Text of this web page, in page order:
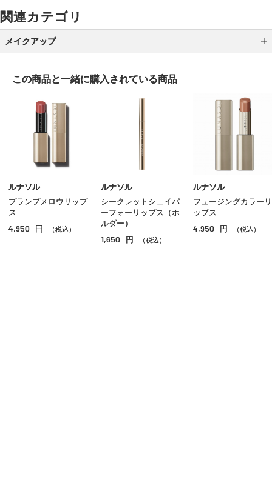
関連カテゴリ
メイクアップ
アイブロウ
マスカラ
グロス
チーク
シェーディング・ハイライト
この商品と一緒に購入されている商品
ルナソル
プランプメロウリップ
ス
4,950 円 （税込）
ルナソル
シークレットシェイパ
ーフォーリップス（ホ
ルダー）
1,650 円 （税込）
ルナソル
フュージングカラーリ
ップス
4,950 円 （税込）